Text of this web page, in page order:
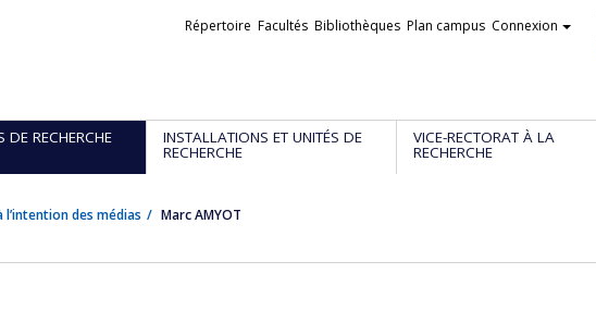
Liens
Répertoire Facultés Bibliothèques Plan campus Connexion
DE RECHERCHE INSTALLATIONS ET UNITÉS DE
RECHERCHE
VICE-RECTORAT À LA
RECHERCHE
des médias Marc AMYOT